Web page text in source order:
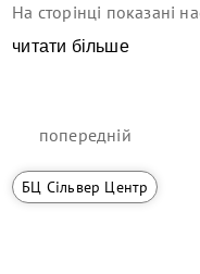
На сторінці показані
читати більше
попередній
БЦ Сільвер Центр